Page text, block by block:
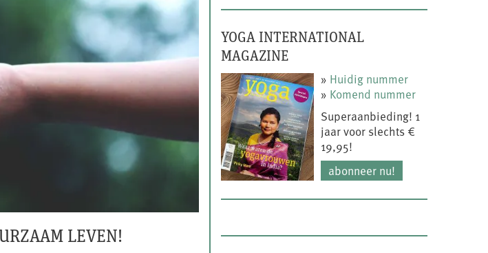
LEVEN!
YOGA INTERNATIONAL
MAGAZINE
» Huidig nummer
» Komend nummer
Superaanbieding! 1
jaar voor slechts €
19,95!
abonneer nu!